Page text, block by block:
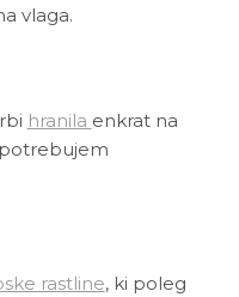
vlaga.
hranila enkrat na
rastline, ki poleg